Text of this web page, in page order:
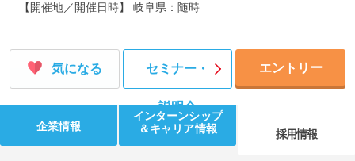
【開催地／開催日時】 岐阜県：随時
気になる セミナー・
説明会
エントリー
企業情報
インターンシップ
＆キャリア情報
採用情報